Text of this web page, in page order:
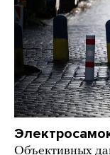
Объективных